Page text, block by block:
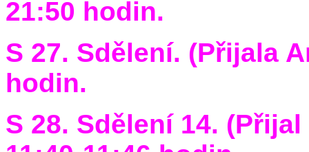
21:50 hodin.
S 27. Sdělení. (Přijala
hodin.
S 28. Sdělení 14.